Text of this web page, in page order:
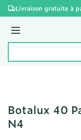
Aller au contenu
Livraison gratuite à
Menu
Botalux 40
N4